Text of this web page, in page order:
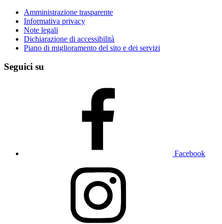
Amministrazione trasparente
Informativa privacy
Note legali
Dichiarazione di accessibilità
Piano di miglioramento del sito e dei servizi
Seguici su
Facebook